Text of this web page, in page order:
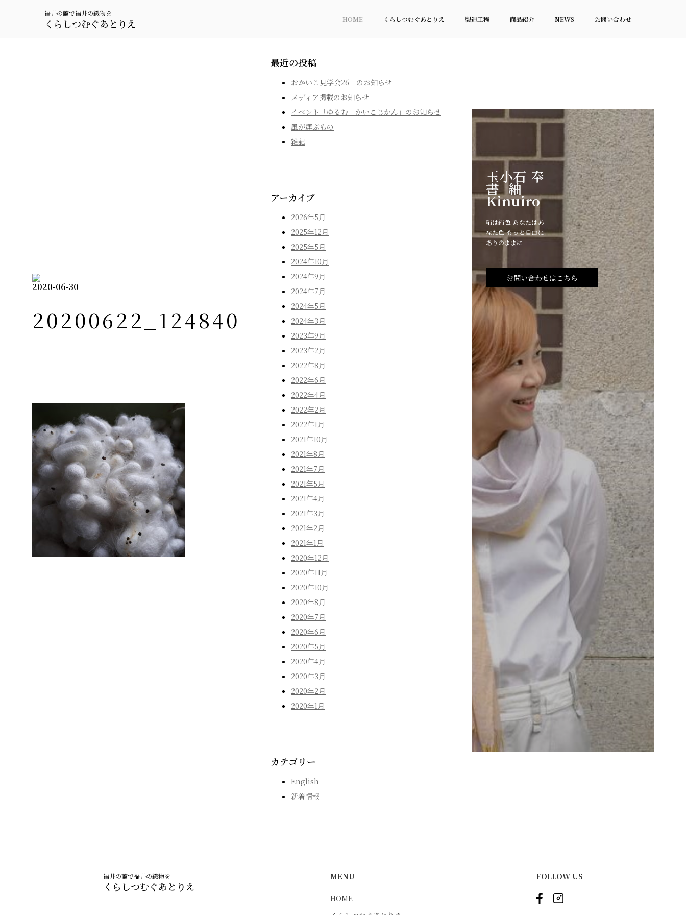
福井の繭で福井の織物を
くらしつむぐあとりえ HOME くらしつむぐあとりえ 製造工程 商品紹介 NEWS お問い合わせ
2020-06-30
20200622_124840
最近の投稿
おかいこ見学会26 のお知らせ
メディア掲載のお知らせ
イベント「ゆるむ かいこじかん」のお知らせ
風が運ぶもの
雑記
アーカイブ
2026年5月
2025年12月
2025年5月
2024年10月
2024年9月
2024年7月
2024年5月
2024年3月
2023年9月
2023年2月
2022年8月
2022年6月
2022年4月
2022年2月
2022年1月
2021年10月
2021年8月
2021年7月
2021年5月
2021年4月
2021年3月
2021年2月
2021年1月
2020年12月
2020年11月
2020年10月
2020年8月
2020年7月
2020年6月
2020年5月
2020年4月
2020年3月
2020年2月
2020年1月
カテゴリー
English
新着情報
玉小石 奉
書紬
Kinuiro
絹は絹色 あなたはあ
なた色 もっと自由に
ありのままに
お問い合わせはこちら
福井の繭で福井の織物を
くらしつむぐあとりえ
MENU
HOME
FOLLOW US